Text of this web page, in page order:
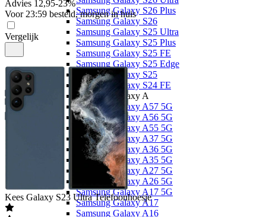
Samsung Galaxy S26 Plus
Samsung Galaxy S26
Samsung Galaxy S25 Ultra
Samsung Galaxy S25 Plus
Samsung Galaxy S25 FE
Samsung Galaxy S25 Edge
Samsung Galaxy S25
Samsung Galaxy S24 FE
Samsung Galaxy A
Samsung Galaxy A57 5G
Samsung Galaxy A56 5G
Samsung Galaxy A55 5G
Samsung Galaxy A37 5G
Samsung Galaxy A36 5G
Samsung Galaxy A35 5G
Samsung Galaxy A27 5G
Samsung Galaxy A26 5G
Samsung Galaxy A17 5G
Samsung Galaxy A17
Samsung Galaxy A16
Advies 12,95-23%
Voor 23:59 besteld, morgen in huis
Vergelijk
Kees Galaxy S23 Ultra Telefoonhoesje